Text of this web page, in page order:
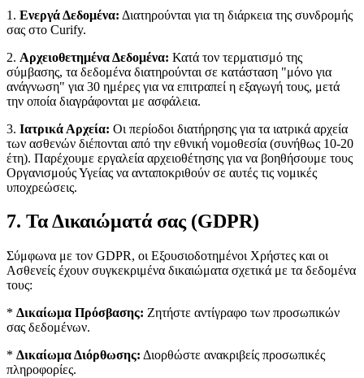
1. Ενεργά Δεδομένα: Διατηρούνται για τη διάρκεια της συνδρομής
σας στο Curify.
2. Αρχειοθετημένα Δεδομένα: Κατά τον τερματισμό της
σύμβασης, τα δεδομένα διατηρούνται σε κατάσταση "μόνο για
ανάγνωση" για 30 ημέρες για να επιτραπεί η εξαγωγή τους, μετά
την οποία διαγράφονται με ασφάλεια.
3. Ιατρικά Αρχεία: Οι περίοδοι διατήρησης για τα ιατρικά αρχεία
των ασθενών διέπονται από την εθνική νομοθεσία (συνήθως 10-20
έτη). Παρέχουμε εργαλεία αρχειοθέτησης για να βοηθήσουμε τους
Οργανισμούς Υγείας να ανταποκριθούν σε αυτές τις νομικές
υποχρεώσεις.
7. Τα Δικαιώματά σας (GDPR)
Σύμφωνα με τον GDPR, οι Εξουσιοδοτημένοι Χρήστες και οι
Ασθενείς έχουν συγκεκριμένα δικαιώματα σχετικά με τα δεδομένα
τους:
* Δικαίωμα Πρόσβασης: Ζητήστε αντίγραφο των προσωπικών
σας δεδομένων.
* Δικαίωμα Διόρθωσης: Διορθώστε ανακριβείς προσωπικές
πληροφορίες.